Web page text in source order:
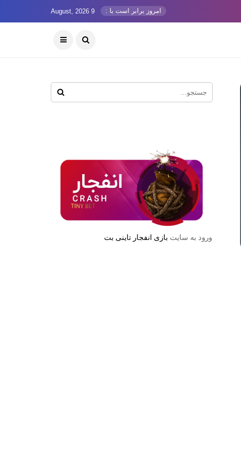
امروز برابر است با : 9 August, 2026
ورود به سایت بازی انفجار تاینی بت